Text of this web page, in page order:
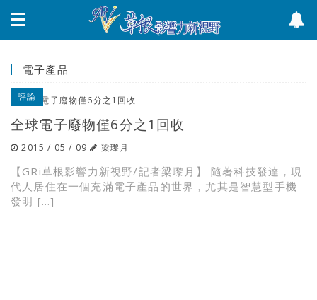
電子產品
評論
全球電子廢物僅6分之1回收
2015 / 05 / 09 梁瓈月
【GRi草根影響力新視野/記者梁瓈月】 隨著科技發達，現
代人居住在一個充滿電子產品的世界，尤其是智慧型手機
發明 […]